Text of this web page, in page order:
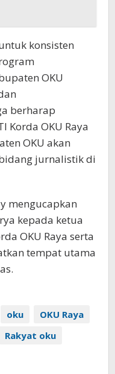
konsisten
OKU
berharap
Korda OKU Raya
OKU akan
jurnalistik di
mengucapkan
kepada ketua
OKU Raya serta
tempat utama
oku
OKU Raya
Rakyat oku